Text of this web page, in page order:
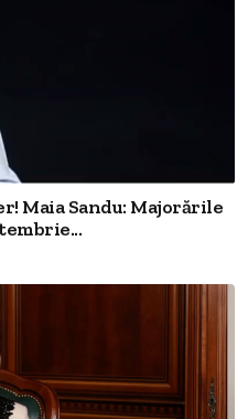
Maia Sandu: Majorările